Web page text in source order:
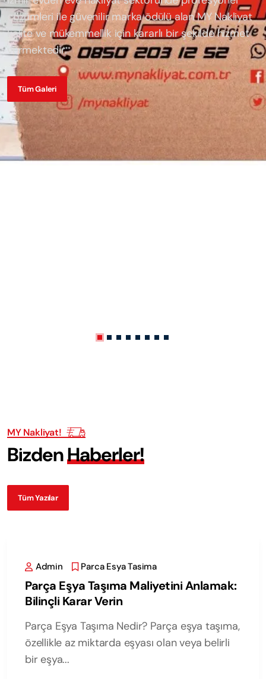
çözümleri ile güvenilir marka ödülü alanMY Nakliyat
kalite ve mükemmellik için kararlı bir şekilde hizmet
vermektedir.
Tüm Galeri
MY Nakliyat!
BizdenHaberler!
Tüm Yazılar
Admin Parca Esya Tasima
Parça Eşya Taşıma Maliyetini Anlamak:
Bilinçli Karar Verin
Parça Eşya Taşıma Nedir? Parça eşya taşıma,
özellikle az miktarda eşyası olan veya belirli
bir eşya...